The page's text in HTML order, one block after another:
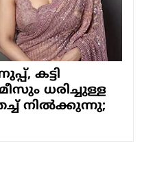
കട്ടി
ധരിച്ചുള്ള
നില്‍ക്കുന്നു;